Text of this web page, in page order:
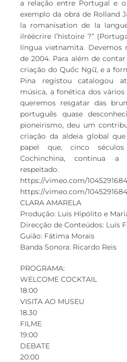
a relação entre Portugal e
exemplo da obra de Rolland
la romanisation de la
ilréécrire l’histoire ?”
língua vietnamita. Devemos
de 2004. Para além de
criação do Quốc Ngữ, e a
Pina registou catalogou
música, a fonética dos
queremos resgatar das
português quase
pioneirismo, deu um
criação da aldeia global
papel que, cinco
Cochinchina, continua
respeitado.
https://vimeo.com/
https://vimeo.com/
CLARA AMARELA
Produção: Luís Hipólito e
Direcção de Conteúdos: Luís
Guião: Fátima Morais
Banda Sonora: Ricardo Reis
PROGRAMA:
WELCOME COCKTAIL
18:00
VISITA AO MUSEU
18.30
FILME
19:00
DEBATE
20:00